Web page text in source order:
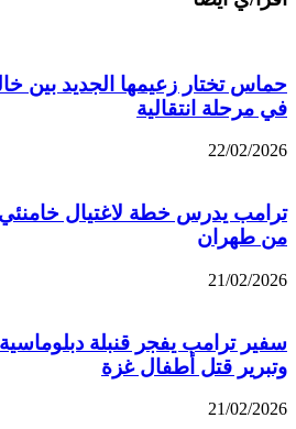
حماس تختار زعيمها الجديد بين
في مرحلة انتقالية
22/02/2026
ترامب يدرس خطة لاغتيال خامنئي
من طهران
21/02/2026
سفير ترامب يفجر قنبلة دبلوماسية
وتبرير قتل أطفال غزة
21/02/2026